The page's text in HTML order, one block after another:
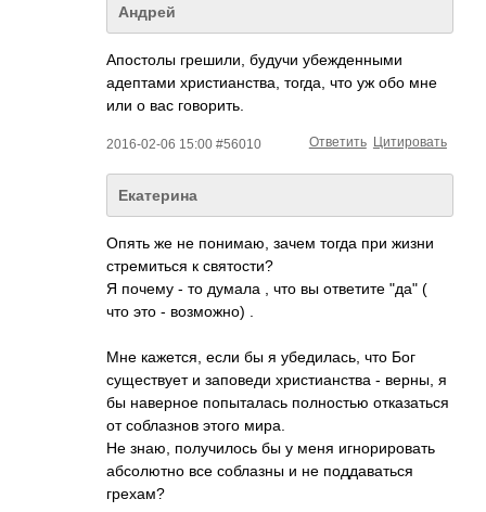
Андрей
Апостолы грешили, будучи убежденными
адептами христианства, тогда, что уж обо мне
или о вас говорить.
2016-02-06 15:00 #56010 Цитировать
Ответить
Екатерина
Опять же не понимаю, зачем тогда при жизни
стремиться к святости?
Я почему - то думала , что вы ответите "да" (
что это - возможно) .
Мне кажется, если бы я убедилась, что Бог
существует и заповеди христианства - верны, я
бы наверное попыталась полностью отказаться
от соблазнов этого мира.
Не знаю, получилось бы у меня игнорировать
абсолютно все соблазны и не поддаваться
грехам?